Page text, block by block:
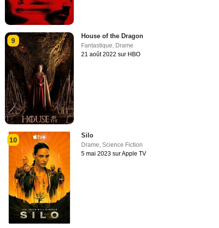
9
House of the Dragon
Fantastique Drame
21 août 2022 sur HBO
10
Silo
Drame,Science Fiction
5 mai 2023 sur Apple TV